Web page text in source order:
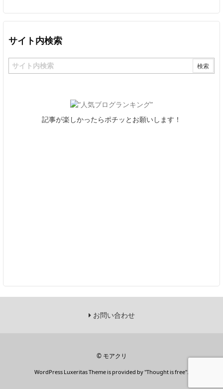
サイト内検索
記事が楽しかったらポチッとお願いします！
お問い合わせ
© モアクリ
WordPress Luxeritas Theme is provided by "Thought is free".